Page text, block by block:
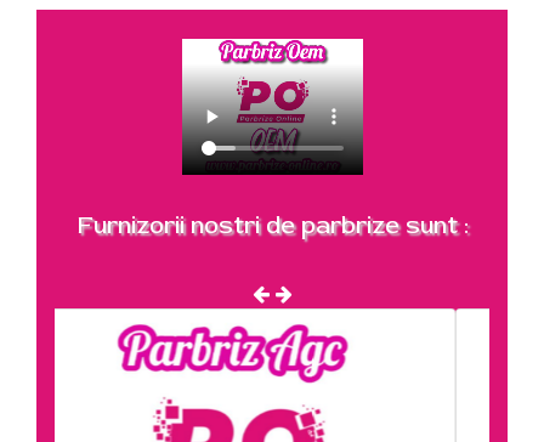
Furnizorii nostri de parbrize sunt :